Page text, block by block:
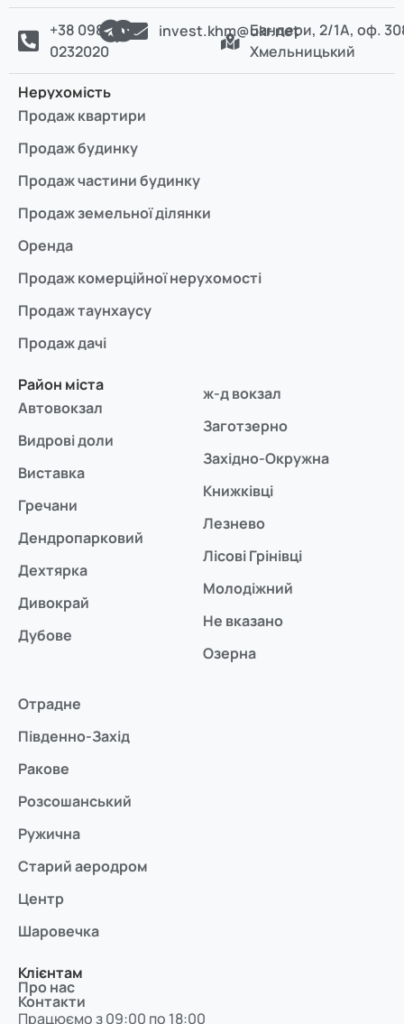
+38 098
0232020
invest.khm@ukr.netБандери, 2/1А, оф.
Хмельницький
Нерухомість
Продаж квартири
Продаж будинку
Продаж частини будинку
Продаж земельної ділянки
Оренда
Продаж комерційної нерухомості
Продаж таунхаусу
Продаж дачі
Район міста
Автовокзал
Видрові доли
Виставка
Гречани
Дендропарковий
Дехтярка
Дивокрай
Дубове
ж-д вокзал
Заготзерно
Західно-Окружна
Книжківці
Лезнево
Лісові Грінівці
Молодіжний
Не вказано
Озерна
Отрадне
Південно-Захід
Ракове
Розсошанський
Ружична
Старий аеродром
Центр
Шаровечка
Клієнтам
Про нас
Контакти
Працюємо з 09:00 по 18:00